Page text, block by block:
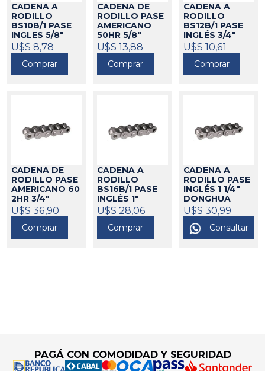
CADENA A
RODILLO
BS10B/1 PASE
INGLES 5/8"
DONGHUA
702034
U$S 8,78
Comprar
CADENA DE
RODILLO PASE
AMERICANO
50HR 5/8"
REFORZADA
DONGHUA
702120
U$S 13,88
Comprar
CADENA A
RODILLO
BS12B/1 PASE
INGLÉS 3/4"
DONGHUA
702035
U$S 10,61
Comprar
CADENA DE
RODILLO PASE
AMERICANO 60
2HR 3/4"
REFORZADA
DONGHUA
702140
U$S 36,90
Comprar
CADENA A
RODILLO
BS16B/1 PASE
INGLÉS 1"
DONGHUA
702037
U$S 28,06
Comprar
CADENA A
RODILLO PASE
INGLÉS 1 1/4"
DONGHUA
702118
U$S 30,99
Consultar
PAGÁ CON COMODIDAD Y SEGURIDAD